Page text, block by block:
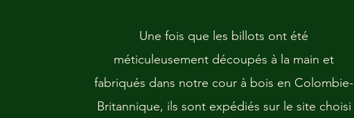
​Une fois que les billots ont été
méticuleusement découpés à la main et
fabriqués dans notre cour à bois en Colombie-
Britannique, ils sont expédiés sur le site choisi